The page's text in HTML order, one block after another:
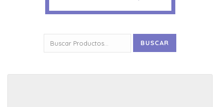
por:
BUSCAR